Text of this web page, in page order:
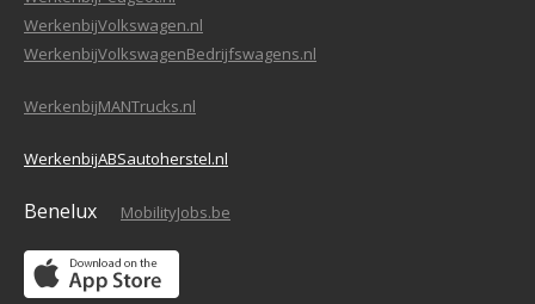
WerkenbijVolkswagen.nl
WerkenbijVolkswagenBedrijfswagens.nl
WerkenbijMANTrucks.nl
WerkenbijABSautoherstel.nl
Benelux MobilityJobs.be